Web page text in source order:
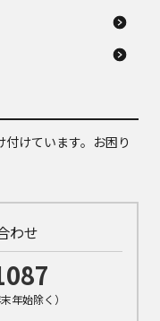
けています。お困り
わせ
年始除く）